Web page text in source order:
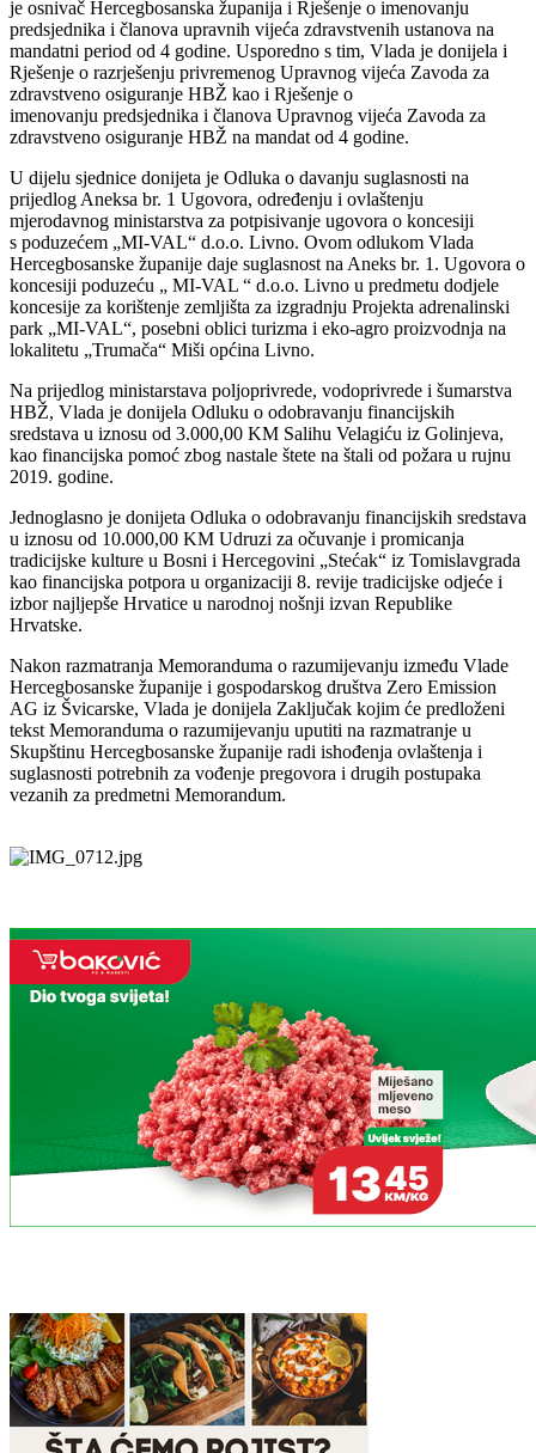
je osnivač Hercegbosanska županija i Rješenje o imenovanju
predsjednika i članova upravnih vijeća zdravstvenih ustanova na
mandatni period od 4 godine. Usporedno s tim, Vlada je donijela i
Rješenje o razrješenju privremenog Upravnog vijeća Zavoda za
zdravstveno osiguranje HBŽ kao i Rješenje o
imenovanju predsjednika i članova Upravnog vijeća Zavoda za
zdravstveno osiguranje HBŽ na mandat od 4 godine.
U dijelu sjednice donijeta je Odluka o davanju suglasnosti na
prijedlog Aneksa br. 1 Ugovora, određenju i ovlaštenju
mjerodavnog ministarstva za potpisivanje ugovora o koncesiji
s poduzećem „MI-VAL“ d.o.o. Livno. Ovom odlukom Vlada
Hercegbosanske županije daje suglasnost na Aneks br. 1. Ugovora o
koncesiji poduzeću „ MI-VAL “ d.o.o. Livno u predmetu dodjele
koncesije za korištenje zemljišta za izgradnju Projekta adrenalinski
park „MI-VAL“, posebni oblici turizma i eko-agro proizvodnja na
lokalitetu „Trumača“ Miši općina Livno.
Na prijedlog ministarstava poljoprivrede, vodoprivrede i šumarstva
HBŽ, Vlada je donijela Odluku o odobravanju financijskih
sredstava u iznosu od 3.000,00 KM Salihu Velagiću iz Golinjeva,
kao financijska pomoć zbog nastale štete na štali od požara u rujnu
2019. godine.
Jednoglasno je donijeta Odluka o odobravanju financijskih sredstava
u iznosu od 10.000,00 KM Udruzi za očuvanje i promicanja
tradicijske kulture u Bosni i Hercegovini „Stećak“ iz Tomislavgrada
kao financijska potpora u organizaciji 8. revije tradicijske odjeće i
izbornajljepše Hrvatice u narodnoj nošnji izvan Republike
Hrvatske.
Nakon razmatranja Memoranduma o razumijevanju između Vlade
Hercegbosanske županije i gospodarskog društva Zero Emission
AG iz Švicarske, Vlada je donijela Zaključak kojim će predloženi
tekst Memoranduma o razumijevanju uputiti na razmatranje u
Skupštinu Hercegbosanske županije radi ishođenja ovlaštenja i
suglasnosti potrebnih za vođenje pregovora i drugih postupaka
vezanih za predmetni Memorandum.